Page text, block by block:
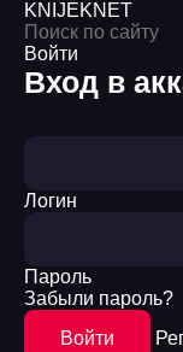
KNIJEKNET
Войти
Вход в
Логин
Пароль
Забыли пароль?
Войти